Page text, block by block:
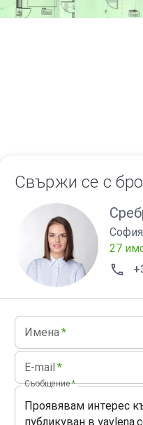
Свържи се с
София
27
Имена*
E-mail *
Съобщение*